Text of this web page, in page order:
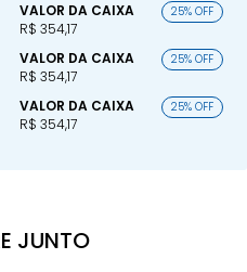
VALOR DA CAIXA
R$ 354,17
25% OFF
VALOR DA CAIXA
R$ 354,17
25% OFF
VALOR DA CAIXA
R$ 354,17
25% OFF
JUNTO